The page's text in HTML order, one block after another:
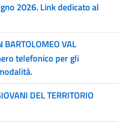
2026. Link dedicato al
BARTOLOMEO VAL
telefonico per gli
DEL TERRITORIO